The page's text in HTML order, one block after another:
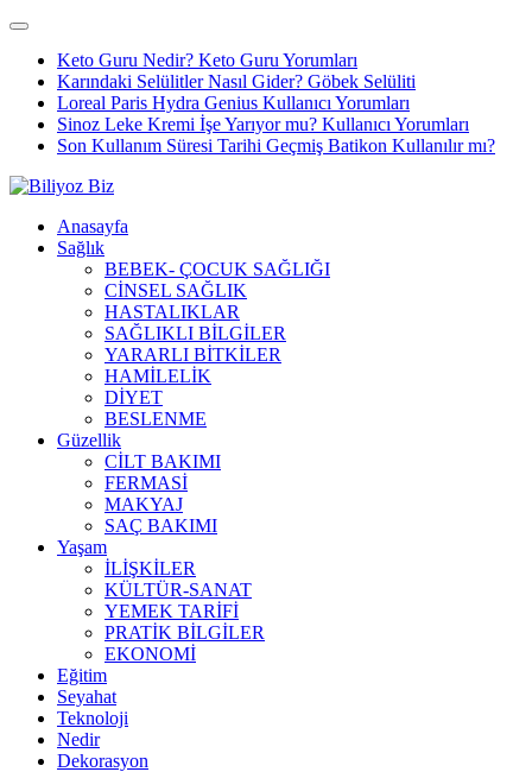
Keto Guru Nedir? Keto Guru Yorumları
Karındaki Selülitler Nasıl Gider? Göbek Selüliti
Loreal Paris Hydra Genius Kullanıcı Yorumları
Sinoz Leke Kremi İşe Yarıyor mu? Kullanıcı Yorumları
Son Kullanım Süresi Tarihi Geçmiş Batikon Kullanılır mı?
Anasayfa
Sağlık
BEBEK- ÇOCUK SAĞLIĞI
CİNSEL SAĞLIK
HASTALIKLAR
SAĞLIKLI BİLGİLER
YARARLI BİTKİLER
HAMİLELİK
DİYET
BESLENME
Güzellik
CİLT BAKIMI
FERMASİ
MAKYAJ
SAÇ BAKIMI
Yaşam
İLİŞKİLER
KÜLTÜR-SANAT
YEMEK TARİFİ
PRATİK BİLGİLER
EKONOMİ
Eğitim
Seyahat
Teknoloji
Nedir
Dekorasyon